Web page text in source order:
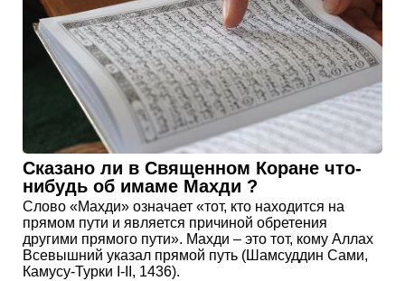
Сказано ли в Священном Коране что-
нибудь об имаме Махди ?
Слово «Махди» означает «тот, кто находится на
прямом пути и является причиной обретения
другими прямого пути». Махди – это тот, кому Аллах
Всевышний указал прямой путь (Шамсуддин Сами,
Камусу-Турки I-II, 1436).